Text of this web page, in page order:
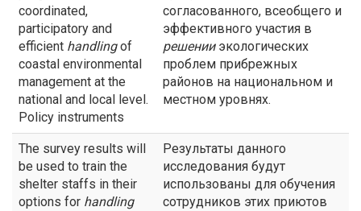
coordinated,
participatory and
efficient handlingof
coastal environmental
management at the
national and local level.
Policy instruments
согласованного, всеобщего и
эффективного участия в
решенииэкологических
проблем прибрежных
районов на национальном и
местном уровнях.
The survey results will
be used to train the
shelter staffs in their
options for handling
Результаты данного
исследования будут
использованы для обучения
сотрудников этих приютов